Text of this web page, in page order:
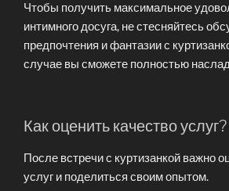
Чтобы получить максимальное
интимного досуга, не стесняйтесь
предпочтения и фантазии с
случае вы сможете полностью
Как оценить качество услуг?
После встречи с куртизанкой важно
услуг и поделиться своим опытом.